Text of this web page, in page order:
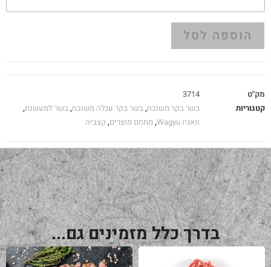
הוספה לסל
מק"ט
3714
קטגוריות
בשר בקר משובח,בשר בקר עגלה משובח,בשר למעשנת,
וואגיו Wagyu
,מתחם מוצרים, קצביה
בדרך כלל מזמינים גם...